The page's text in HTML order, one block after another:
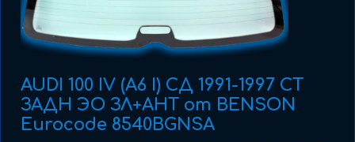
AUDI 100 IV (A6 I) СД 1991-1997 СТ
ЗАДН ЭО ЗЛ+АНТ от BENSON
Eurocode 8540BGNSA